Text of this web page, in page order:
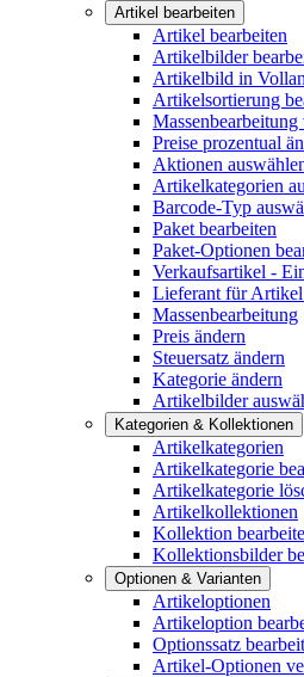
Artikel bearbeiten
Artikel bearbeiten
Artikelbilder
Artikelbild in
Artikelsortierung
Preise prozentual
Aktionen
Artikelkategorien
Barcode-Typ
Paket bearbeiten
Paket-Optionen
Verkaufsartikel -
Lieferant für Artikel
Massenbearbeitung
Preis ändern
Steuersatz ändern
Kategorie ändern
Artikelbilder
Kategorien & Kollektionen
Artikelkategorien
Artikelkategorie
Artikelkategorie
Artikelkollektionen
Kollektion
Kollektionsbilder
Optionen & Varianten
Artikeloptionen
Artikeloption
Optionssatz
Artikel-Optionen